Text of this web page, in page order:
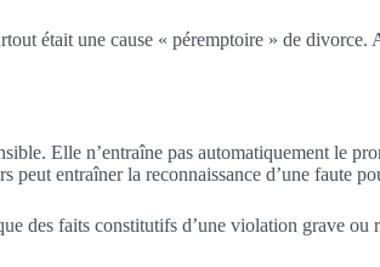
était une cause « péremptoire » de
Elle n’entraîne pas automatiquement le
peut entraîner la reconnaissance d’une faute
des faits constitutifs d’une violation grave